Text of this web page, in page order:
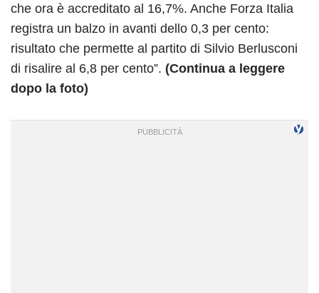
che ora è accreditato al 16,7%. Anche Forza Italia
registra un balzo in avanti dello 0,3 per cento:
risultato che permette al partito di Silvio Berlusconi
di risalire al 6,8 per cento”. (Continua a leggere
dopo la foto)